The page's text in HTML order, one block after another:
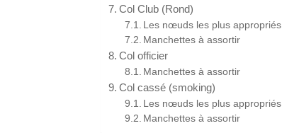
Col Club (Rond)
Les nœuds les plus appropriés
Manchettes à assortir
Col officier
Manchettes à assortir
Col cassé (smoking)
Les nœuds les plus appropriés
Manchettes à assortir